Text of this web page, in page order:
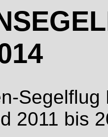
2011 bis